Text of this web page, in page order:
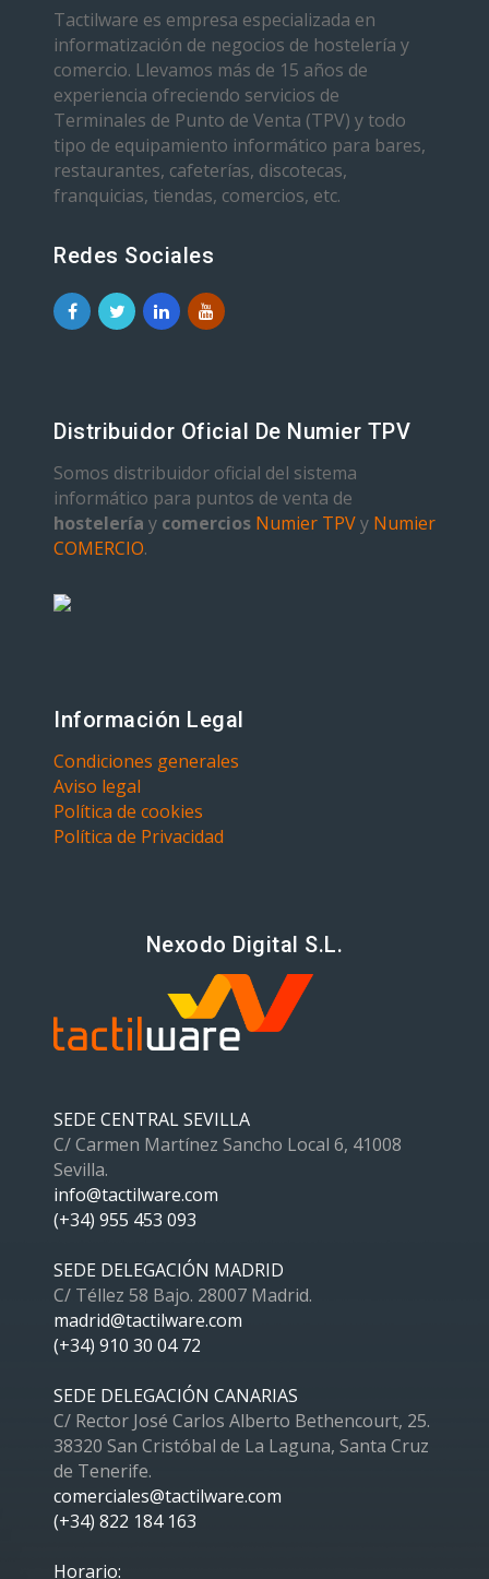
Tactilware es empresa especializada en
informatización de negocios de hostelería y
comercio. Llevamos más de 15 años de
experiencia ofreciendo servicios de
Terminales de Punto de Venta (TPV) y todo
tipo de equipamiento informático para bares,
restaurantes, cafeterías, discotecas,
franquicias, tiendas, comercios, etc.
Redes Sociales
Distribuidor Oficial De Numier TPV
Somos distribuidor oficial del sistema
informático para puntos de venta de
hostelería y comercios Numier TPVy Numier
COMERCIO.
Información Legal
Condiciones generales
Aviso legal
Política de cookies
Política de Privacidad
Nexodo Digital S.L.
SEDE CENTRAL SEVILLA
C/ Carmen Martínez Sancho Local 6, 41008
Sevilla.
info@tactilware.com
(+34) 955 453 093
SEDE DELEGACIÓN MADRID
C/ Téllez 58 Bajo. 28007 Madrid.
madrid@tactilware.com
(+34) 910 30 04 72
SEDE DELEGACIÓN CANARIAS
C/ Rector José Carlos Alberto Bethencourt, 25.
38320 San Cristóbal de La Laguna, Santa Cruz
de Tenerife.
comerciales@tactilware.com
(+34) 822 184 163
Horario: